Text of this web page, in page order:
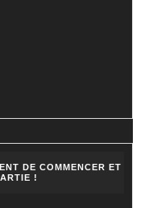
DE COMMENCER ET
!